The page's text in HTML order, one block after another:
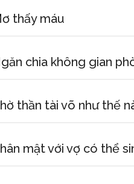
thấy máu
chia không gian
thần tài võ như thế
mật với vợ có thể